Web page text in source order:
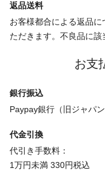
返品送料
お客様都合による返品
ただきます。不良品に該
お支
銀行振込
Paypay銀行（旧ジャパン
代金引換
代引き手数料：
1万円未満 330円税込